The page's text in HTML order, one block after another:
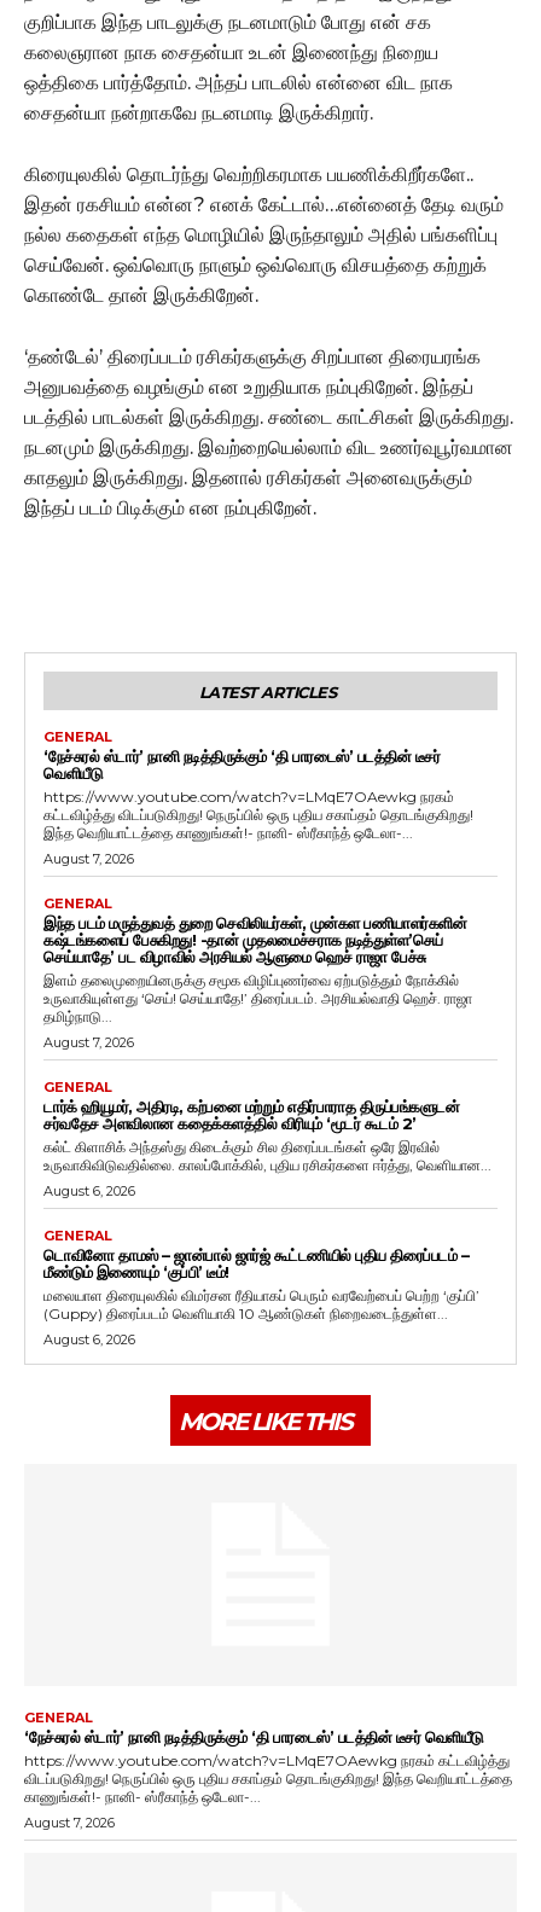
குறிப்பாக இந்த பாடலுக்கு நடனமாடும் போது என் சக
கலைஞரான நாக சைதன்யா உடன் இணைந்து நிறைய
ஒத்திகை பார்த்தோம். அந்தப் பாடலில் என்னை விட நாக
சைதன்யா நன்றாகவே நடனமாடி இருக்கிறார்.
கிரையுலகில் தொடர்ந்து வெற்றிகரமாக பயணிக்கிறீர்களே..
இதன் ரகசியம் என்ன? எனக் கேட்டால்…என்னைத் தேடி வரும்
நல்ல கதைகள் எந்த மொழியில் இருந்தாலும் அதில் பங்களிப்பு
செய்வேன். ஒவ்வொரு நாளும் ஒவ்வொரு விசயத்தை கற்றுக்
கொண்டே தான் இருக்கிறேன்.
‘தண்டேல்’ திரைப்படம் ரசிகர்களுக்கு சிறப்பான திரையரங்க
அனுபவத்தை வழங்கும் என உறுதியாக நம்புகிறேன். இந்தப்
படத்தில் பாடல்கள் இருக்கிறது. சண்டை காட்சிகள் இருக்கிறது.
நடனமும் இருக்கிறது. இவற்றையெல்லாம் விட உணர்வுபூர்வமான
காதலும் இருக்கிறது. இதனால் ரசிகர்கள் அனைவருக்கும்
இந்தப் படம் பிடிக்கும் என நம்புகிறேன்.
LATEST ARTICLES
GENERAL
‘நேச்சுரல் ஸ்டார்’ நானி நடித்திருக்கும் ‘தி பாரடைஸ்’ படத்தின் டீசர்
வெளியீடு
https://www.youtube.com/watch?v=LMqE7OAewkg நரகம்
கட்டவிழ்த்து விடப்படுகிறது! நெருப்பில் ஒரு புதிய சகாப்தம் தொடங்குகிறது!
இந்த வெறியாட்டத்தை காணுங்கள்!- நானி- ஸ்ரீகாந்த் ஒடேலா-...
August 7, 2026
GENERAL
இந்த படம் மருத்துவத் துறை செவிலியர்கள், முன்கள பணியாளர்களின்
கஷ்டங்களைப் பேசுகிறது! -தான் முதலமைச்சராக நடித்துள்ள’செய்
செய்யாதே’ பட விழாவில் அரசியல் ஆளுமை ஹெச் ராஜா பேச்சு
இளம் தலைமுறையினருக்கு சமூக விழிப்புணர்வை ஏற்படுத்தும் நோக்கில்
உருவாகியுள்ளது ‘செய்! செய்யாதே!’ திரைப்படம். அரசியல்வாதி ஹெச். ராஜா
தமிழ்நாடு...
August 7, 2026
GENERAL
டார்க் ஹியூமர், அதிரடி, கற்பனை மற்றும் எதிர்பாராத திருப்பங்களுடன்
சர்வதேச அளவிலான கதைக்களத்தில் விரியும் ‘மூடர் கூடம் 2’
கல்ட் கிளாசிக் அந்தஸ்து கிடைக்கும் சில திரைப்படங்கள் ஒரே இரவில்
உருவாகிவிடுவதில்லை. காலப்போக்கில், புதிய ரசிகர்களை ஈர்த்து, வெளியான...
August 6, 2026
GENERAL
டொவினோ தாமஸ் – ஜான்பால் ஜார்ஜ் கூட்டணியில் புதிய திரைப்படம் –
மீண்டும் இணையும் ‘குப்பி’ டீம்!
மலையாள திரையுலகில் விமர்சன ரீதியாகப் பெரும் வரவேற்பைப் பெற்ற ‘குப்பி’
(Guppy) திரைப்படம் வெளியாகி 10 ஆண்டுகள் நிறைவடைந்துள்ள...
August 6, 2026
MORE LIKE THIS
GENERAL
‘நேச்சுரல் ஸ்டார்’ நானி நடித்திருக்கும் ‘தி பாரடைஸ்’ படத்தின் டீசர் வெளியீடு
https://www.youtube.com/watch?v=LMqE7OAewkg நரகம் கட்டவிழ்த்து
விடப்படுகிறது! நெருப்பில் ஒரு புதிய சகாப்தம் தொடங்குகிறது! இந்த வெறியாட்டத்தை
காணுங்கள்!- நானி- ஸ்ரீகாந்த் ஒடேலா-...
August 7, 2026